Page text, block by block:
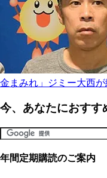
金まみれ」ジミー大西
今、あなたにおすす
年間定期購読のご案内